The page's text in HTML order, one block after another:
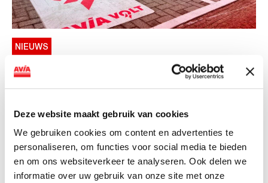
Deze website maakt gebruik van cookies
We gebruiken cookies om content en advertenties te
personaliseren, om functies voor social media te bieden
en om ons websiteverkeer te analyseren. Ook delen we
informatie over uw gebruik van onze site met onze
NIEUWS
AVIA VOLT en Fletcher Hotels starten
landelijke uitrol van DC-
AVIA VOLT en Fletcher Hotels starten landelijke uitrol
van DC-snellaadinfrastructuur AVIA VOLT en...
Lees verder